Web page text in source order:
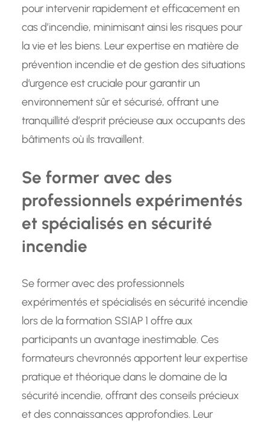
pour intervenir rapidement et efficacement en
cas d’incendie, minimisant ainsi les risques pour
la vie et les biens. Leur expertise en matière de
prévention incendie et de gestion des situations
d’urgence est cruciale pour garantir un
environnement sûr et sécurisé, offrant une
tranquillité d’esprit précieuse aux occupants des
bâtiments où ils travaillent.
Se former avec des
professionnels expérimentés
et spécialisés en sécurité
incendie
Se former avec des professionnels
expérimentés et spécialisés en sécurité incendie
lors de la formation SSIAP 1 offre aux
participants un avantage inestimable. Ces
formateurs chevronnés apportent leur expertise
pratique et théorique dans le domaine de la
sécurité incendie, offrant des conseils précieux
et des connaissances approfondies. Leur